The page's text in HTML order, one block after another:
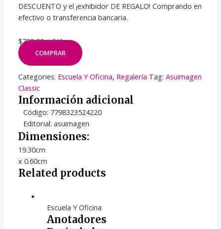
DESCUENTO y el ¡exhibidor DE REGALO! Comprando en
efectivo o transferencia bancaria.
$799,00 + IVA
COMPRAR
Categories: Escuela Y Oficina, Regalería Tag:Asuimagen
Classic
Información adicional
Código: 7798323524220
Editorial: asuimagen
Dimensiones:
19.30cm
x 0.60cm
Related products
Escuela Y Oficina
Anotadores